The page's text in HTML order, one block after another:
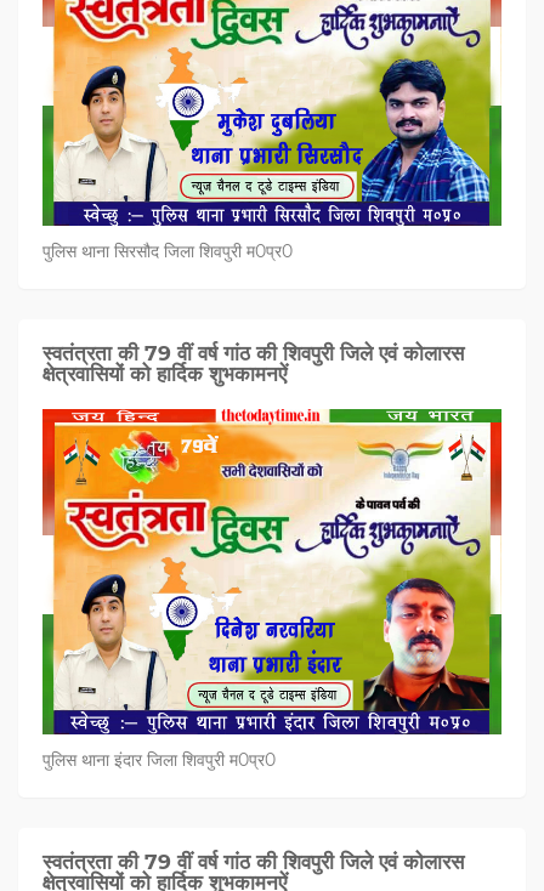
पुलिस थाना सिरसौद जिला शिवपुरी म0प्र0
स्वतंत्रता की 79 वीं वर्ष गांठ की शिवपुरी जिले एवं कोलारस
क्षेत्रवासियों को हार्दिक शुभकामनऐं
पुलिस थाना इंदार जिला शिवपुरी म0प्र0
स्वतंत्रता की 79 वीं वर्ष गांठ की शिवपुरी जिले एवं कोलारस
क्षेत्रवासियों को हार्दिक शुभकामनऐं